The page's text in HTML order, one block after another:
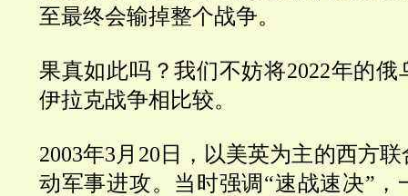
至最终会输掉整个战争。
果真如此吗？我们不妨将2022年的俄
伊拉克战争相比较。
2003年3 月 20 日，以美英为主的西方
动军事进攻。当时强调“速战速决”